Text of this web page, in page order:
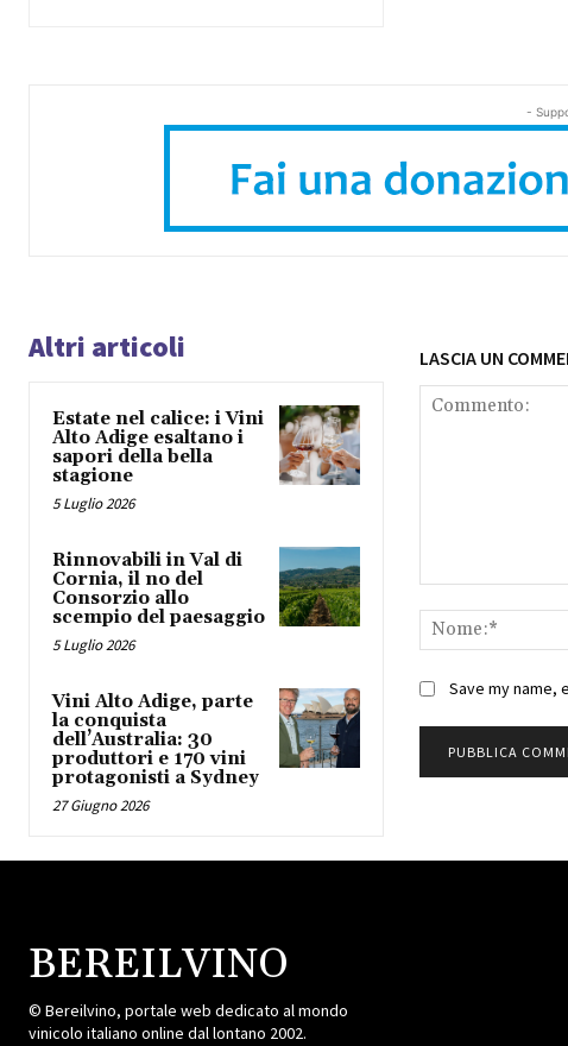
-
Altri articoli
Estate nel calice: i Vini
Alto Adige esaltano i
sapori della bella
stagione
5 Luglio 2026
Rinnovabili in Val di
Cornia, il no del
Consorzio allo
scempio del paesaggio
5 Luglio 2026
Vini Alto Adige, parte
la conquista
dell’Australia: 30
produttori e 170 vini
protagonisti a Sydney
27 Giugno 2026
LASCIA UN
Save my name,
BEREILVINO
© Bereilvino, portale web dedicato al mondo
vinicolo italiano online dal lontano 2002.